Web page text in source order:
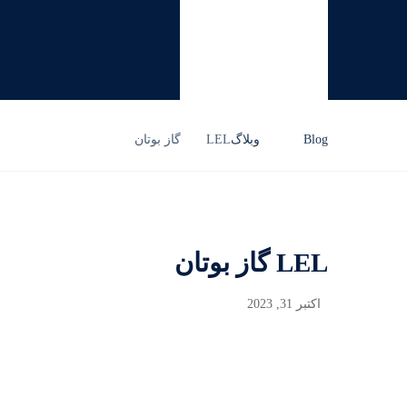
Blog وبلاگLEL گاز بوتان
LEL گاز بوتان
اکتبر 31, 2023